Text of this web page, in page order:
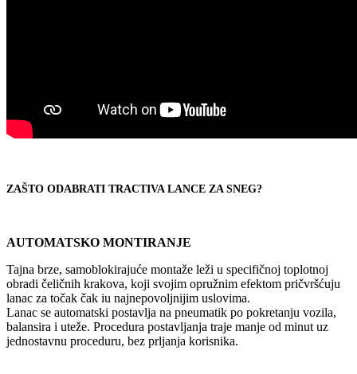
ZAŠTO ODABRATI TRACTIVA LANCE ZA SNEG?
AUTOMATSKO MONTIRANJE
Tajna brze, samoblokirajuće montaže leži u specifičnoj toplotnoj
obradi čeličnih krakova, koji svojim opružnim efektom pričvršćuju
lanac za točak čak iu najnepovoljnijim uslovima.
Lanac se automatski postavlja na pneumatik po pokretanju vozila,
balansira i uteže. Procedura postavljanja traje manje od minut uz
jednostavnu proceduru, bez prljanja korisnika.